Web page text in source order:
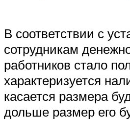
В соответствии с
сотрудникам
работников стало
характеризуется
касается размера
дольше размер его